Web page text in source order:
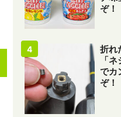
ぞ！
折れ
「
でカ
ぞ！